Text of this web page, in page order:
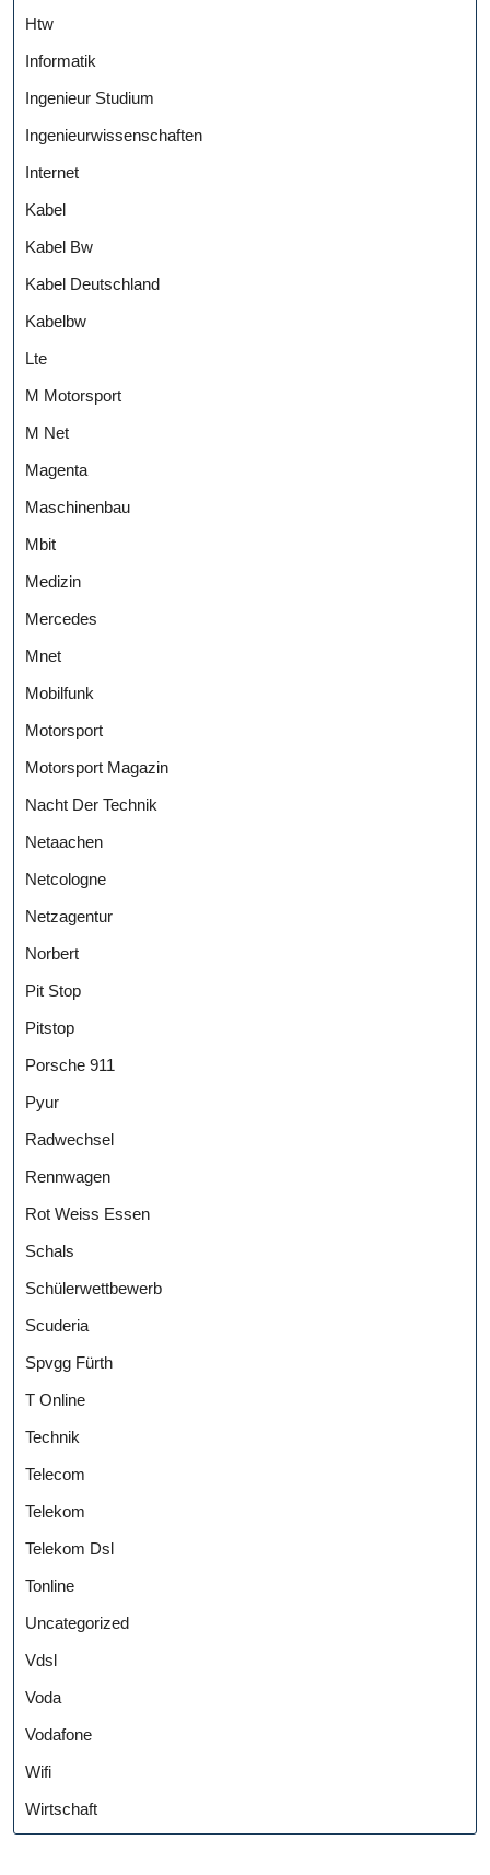
Htw
Informatik
Ingenieur Studium
Ingenieurwissenschaften
Internet
Kabel
Kabel Bw
Kabel Deutschland
Kabelbw
Lte
M Motorsport
M Net
Magenta
Maschinenbau
Mbit
Medizin
Mercedes
Mnet
Mobilfunk
Motorsport
Motorsport Magazin
Nacht Der Technik
Netaachen
Netcologne
Netzagentur
Norbert
Pit Stop
Pitstop
Porsche 911
Pyur
Radwechsel
Rennwagen
Rot Weiss Essen
Schals
Schülerwettbewerb
Scuderia
Spvgg Fürth
T Online
Technik
Telecom
Telekom
Telekom Dsl
Tonline
Uncategorized
Vdsl
Voda
Vodafone
Wifi
Wirtschaft